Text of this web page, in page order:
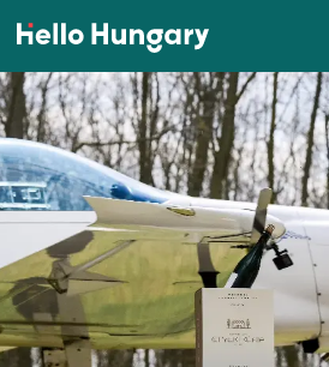
Ugrás a tartalomhoz